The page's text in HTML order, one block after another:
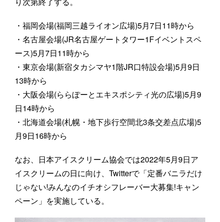
・福岡会場(福岡三越ライオン広場)5月7日11時から
・名古屋会場(JR名古屋ゲートタワー1Fイベントスペ
ース)5月7日11時から
・東京会場(新宿タカシマヤ1階JR口特設会場)5月9日
13時から
・大阪会場(ららぽーとエキスポシティ光の広場)5月9
日14時から
・北海道会場(札幌・地下歩行空間北3条交差点広場)5
月9日16時から
なお、日本アイスクリーム協会では2022年5月9日ア
イスクリームの日に向け、Twitterで「定番バニラだけ
じゃない!みんなのイチオシフレーバー大募集!キャン
ペーン」を実施している。